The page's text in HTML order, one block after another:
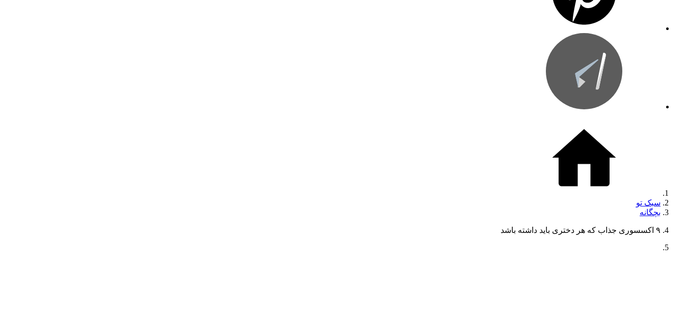
سبک تو
بچگانه
۹ اکسسوری جذاب که هر دختری باید داشته باشد